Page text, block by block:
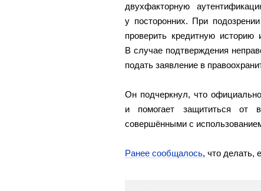
двухфакторную
у посторонних. При
проверить кредитную
В случае подтверждения
подать заявление в
Он подчеркнул, что
и помогает защититься от
совершёнными с
Ранее сообщалось, что делать,